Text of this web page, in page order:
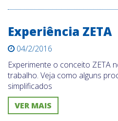
Experiência ZETA
04/2/2016
Experimente o conceito ZETA
trabalho. Veja como alguns
simplificados
VER MAIS